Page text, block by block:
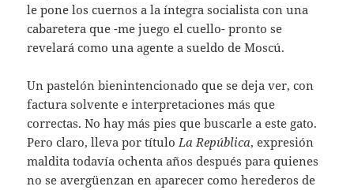
le pone los cuernos a la íntegra socialista con una
cabaretera que -me juego el cuello- pronto se
revelará como una agente a sueldo de Moscú.
Un pastelón bienintencionado que se deja ver, con
factura solvente e interpretaciones más que
correctas. No hay más pies que buscarle a este gato.
Pero claro, lleva por títuloLa República, expresión
maldita todavía ochenta años después para quienes
no se avergüenzan en aparecer como herederos de